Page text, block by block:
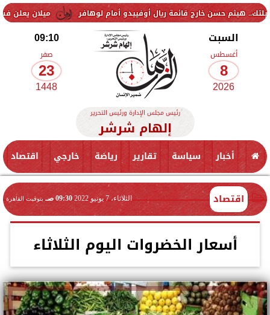
ميلان يعلن فسخ عقد خارج قائمة ريال أوفييدو أمام لوهافر
السبت
أغسطس
8
2026
09:10
صفر
23
1448
رئيس مجلس الإدارة ورئيس التحرير
إلهام شرشر
أخبار سياسة تقارير رياضة خارجي اقتصاد
اقتصاد الثلاثاء، 7 يونيو 2022 09:30 صـ بتوقيت القاهرة
أسعار الخضروات اليوم الثلاثاء